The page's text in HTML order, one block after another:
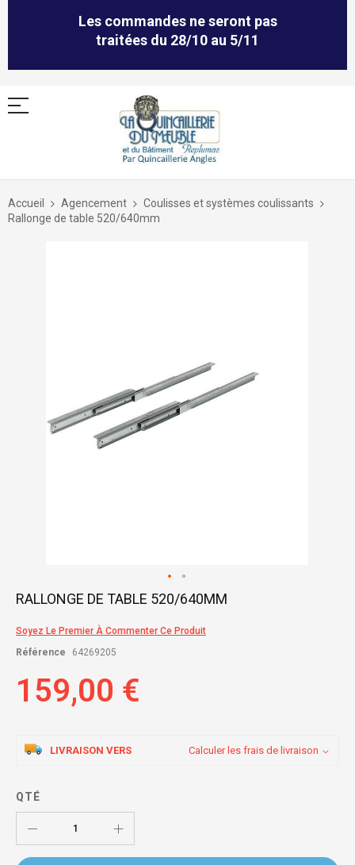
Les commandes ne seront pas
traitées du 28/10 au 5/11
Allez
contenu
Accueil Agencement
Coulisses et systèmes coulissants
Rallonge de table 520/640mm
Skip
beginning
of
gallery
RALLONGE DE TABLE 520/640MM
Soyez Le Premier À Commenter Ce Produit
Référence
64269205
159,00 €
LIVRAISON VERS Calculer les frais de livraison
QTÉ